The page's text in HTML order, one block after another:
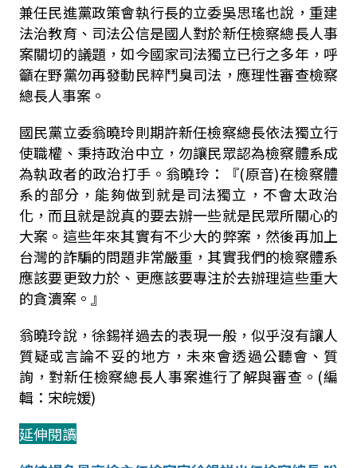
兼任民進黨政策會執行長的立委吳思瑤也說，重建
法治教育、司法公信是國人對於新任檢察總長人事
案關切的議題，如今國家司法獨立已行之多年，呼
籲在野黨勿再發動民粹鬥臭司法，應理性審查檢察
總長人事案。
國民黨立委翁曉玲則期許新任檢察總長依法獨立行
使職權、秉持政治中立，勿讓民眾認為檢察體系成
為執政者的政治打手。翁曉玲：『(原音)在檢察體
系的部分，能夠做到就是司法獨立，不會太政治
化，而且就是說真的要去辦一些就是民眾所關心的
大案。這些年來其實有不少大的弊案，然後再加上
台灣的詐騙的問題非常嚴重，其實我們的檢察體系
應該要更致力於、更應該要專注於去辦理這些重大
的貪瀆案。』
翁曉玲說，徐錫祥過去的表現一般，似乎沒有讓人
質疑或言論不妥的地方，未來會透過公聽會、質
詢，對新任檢察總長人事案進行了解與審查。(編
輯：宋皖媛)
延伸閱讀